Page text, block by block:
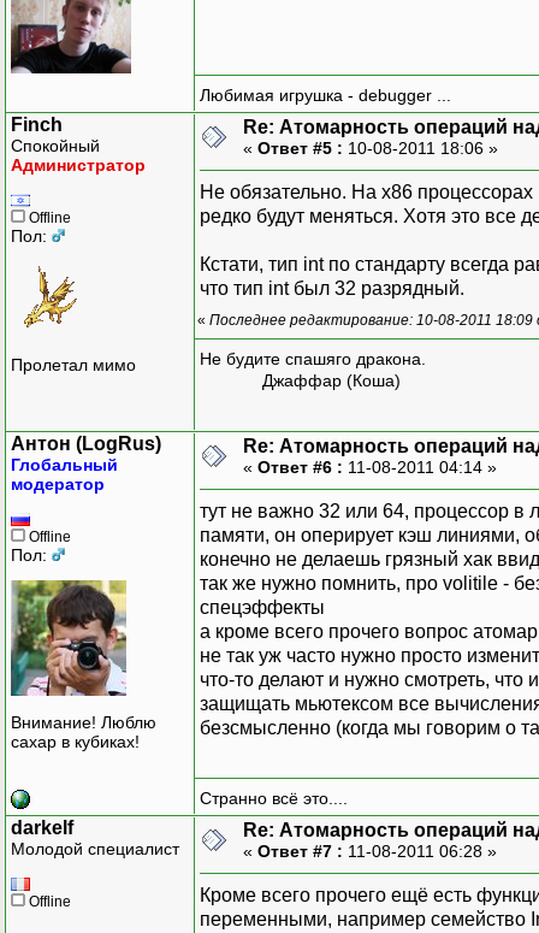
Любимая игрушка - debugger ...
Finch
Спокойный
Администратор
Offline
Пол:
Пролетал мимо
Re: Атомарность операций
« Ответ #5 : 10-08-2011 18:06 »
Не обязательно. На x86
редко будут меняться. Хотя это все
Кстати, тип int по стандарту всегда
что тип int был 32 разрядный.
« Последнее редактирование: 10-08-2011 18:09
Не будите спашяго дракона.
Джаффар (Коша)
Антон (LogRus)
Глобальный
модератор
Offline
Пол:
Внимание! Люблю
сахар в кубиках!
Re: Атомарность операций
« Ответ #6 : 11-08-2011 04:14 »
тут не важно 32 или 64, процессор в
памяти, он оперирует кэш линиями,
конечно не делаешь грязный хак
так же нужно помнить, про volitile -
спецэффекты
а кроме всего прочего вопрос
не так уж часто нужно просто
что-то делают и нужно смотреть,
защищать мьютексом все
безсмысленно (когда мы говорим о
Странно всё это....
darkelf
Молодой специалист
Offline
Re: Атомарность операций
« Ответ #7 : 11-08-2011 06:28 »
Кроме всего прочего ещё есть
переменными, например семейство